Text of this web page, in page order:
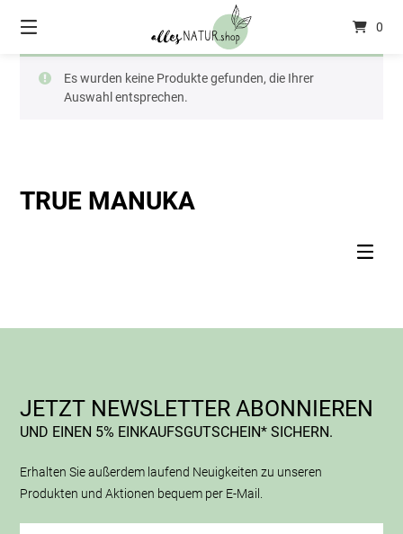
0
TRUE MANUKA
Es wurden keine Produkte gefunden, die Ihrer
Auswahl entsprechen.
JETZT NEWSLETTER ABONNIEREN
UND EINEN 5% EINKAUFSGUTSCHEIN* SICHERN.
Erhalten Sie außerdem laufend Neuigkeiten zu unseren
Produkten und Aktionen bequem per E-Mail.